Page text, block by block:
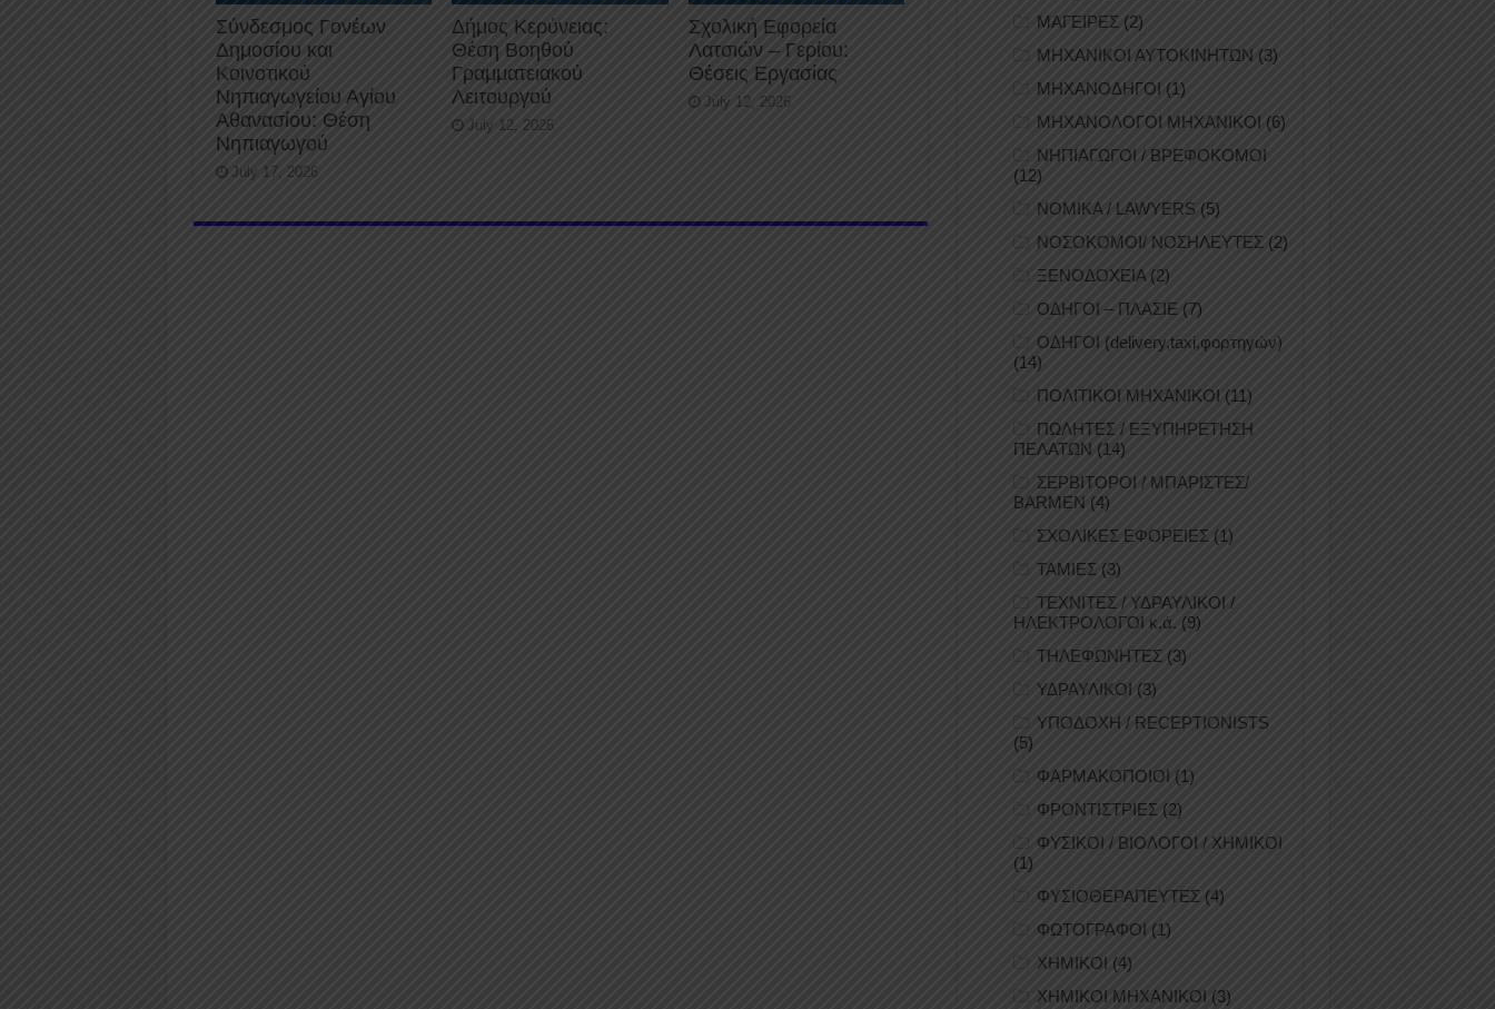
Σύνδεσμος Γονέων
Δημοσίου και
Κοινοτικού
Νηπιαγωγείου Αγίου
Αθανασίου: Θέση
Νηπιαγωγού
July 17, 2026
Δήμος Κερύνειας:
Θέση Βοηθού
Γραμματειακού
Λειτουργού
July 12, 2026
Σχολική Εφορεία
Λατσιών – Γερίου:
Θέσεις Εργασίας
July 12, 2026
ΜΑΓΕΙΡΕΣ (2)
ΜΗΧΑΝΙΚΟΙ ΑΥΤΟΚΙΝΗΤΩΝ (3)
ΜΗΧΑΝΟΔΗΓΟΙ (1)
ΜΗΧΑΝΟΛΟΓΟΙ ΜΗΧΑΝΙΚΟΙ (6)
ΝΗΠΙΑΓΩΓΟΙ / ΒΡΕΦΟΚΟΜΟΙ
(12)
ΝΟΜΙΚΑ / LAWYERS (5)
ΝΟΣΟΚΟΜΟΙ/ ΝΟΣΗΛΕΥΤΕΣ (2)
ΞΕΝΟΔΟΧΕΙΑ(2)
ΟΔΗΓΟΙ – ΠΛΑΣΙΕ (7)
ΟΔΗΓΟΙ (delivery,taxi,φορτηγών)
(14)
ΠΟΛΙΤΙΚΟΙ ΜΗΧΑΝΙΚΟΙ (11)
ΠΩΛΗΤΕΣ / ΕΞΥΠΗΡΕΤΗΣΗ
ΠΕΛΑΤΩΝ (14)
ΣΕΡΒΙΤΟΡΟΙ / ΜΠΑΡΙΣΤΕΣ/
BARMEN (4)
ΣΧΟΛΙΚΕΣ ΕΦΟΡΕΙΕΣ (1)
ΤΑΜΙΕΣ (3)
ΤΕΧΝΙΤΕΣ / ΥΔΡΑΥΛΙΚΟΙ /
ΗΛΕΚΤΡΟΛΟΓΟΙ κ.ά. (9)
ΤΗΛΕΦΩΝΗΤΕΣ (3)
ΥΔΡΑΥΛΙΚΟΙ (3)
ΥΠΟΔΟΧΗ / RECEPTIONISTS
(5)
ΦΑΡΜΑΚΟΠΟΙΟΙ (1)
ΦΡΟΝΤΙΣΤΡΙΕΣ (2)
ΦΥΣΙΚΟΙ / ΒΙΟΛΟΓΟΙ / ΧΗΜΙΚΟΙ
(1)
ΦΥΣΙΟΘΕΡΑΠΕΥΤΕΣ (4)
ΦΩΤΟΓΡΑΦΟΙ (1)
ΧΗΜΙΚΟΙ (4)
ΧΗΜΙΚΟΙ ΜΗΧΑΝΙΚΟΙ (3)